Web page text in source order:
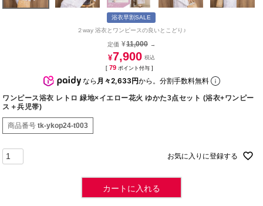
浴衣早割SALE
２way 浴衣とワンピースの良いとこどり♪
定価 ¥11,000 →
¥7,900
[ 79 ポイント付与 ]
なら 月々2,633円から。分割手数料無料
ワンピース浴衣 レトロ 緑地×イエロー花火 ゆかた3点セット (浴衣+ワンピー
ス＋兵児帯)
商品番号 tk-ykop24-t003
お気に入りに登録する
カートに入れる